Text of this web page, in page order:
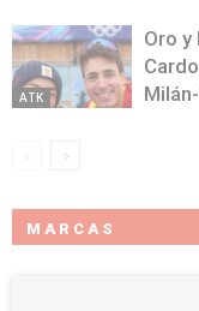
ATK
Oro y
MARCAS